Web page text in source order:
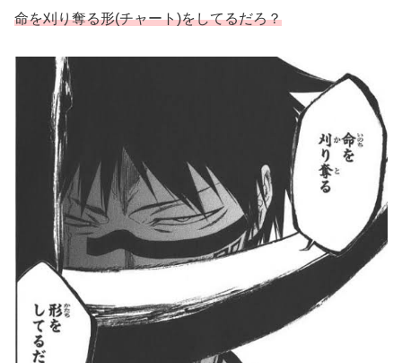
命を刈り奪る形(チャート)をしてるだろ？